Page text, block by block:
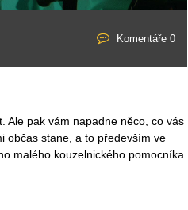
Komentáře 0
Ale pak vám napadne něco, co vás
občas stane, a to především ve
malého kouzelnického pomocníka